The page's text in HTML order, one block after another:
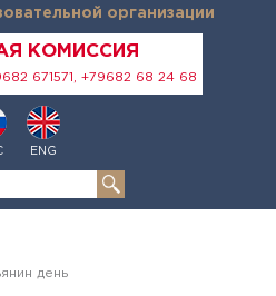
организации
КОМИССИЯ
671571, +79682 68 24 68
ENG
день